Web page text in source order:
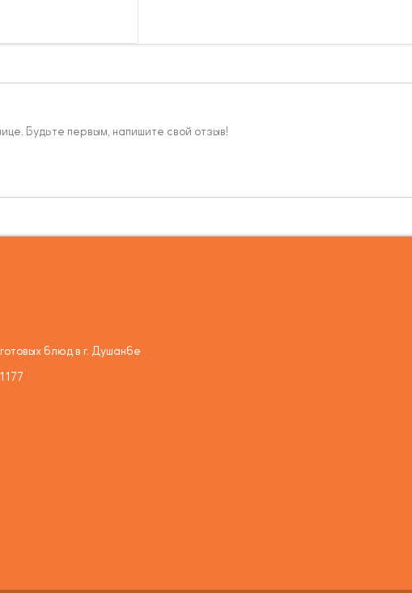
Будьте первым, напишите свой отзыв!
блюд в г. Душанбе